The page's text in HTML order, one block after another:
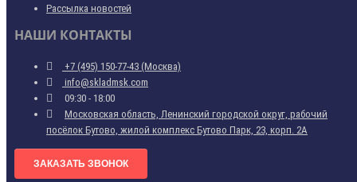
Рассылка новостей
НАШИ КОНТАКТЫ
+7 (495) 150-77-43 (Москва)
info@skladmsk.com
09:30 - 18:00
Московская область, Ленинский городской округ, рабочий
посёлок Бутово, жилой комплекс Бутово Парк, 23, корп. 2А
ЗАКАЗАТЬ ЗВОНОК